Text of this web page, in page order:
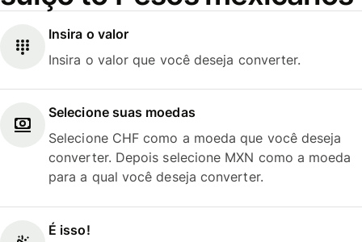
Insira o valor
Insira o valor que você deseja converter.
Selecione suas moedas
Selecione CHF como a moeda que você deseja
converter. Depois selecione MXN como a moeda
para a qual você deseja converter.
É isso!